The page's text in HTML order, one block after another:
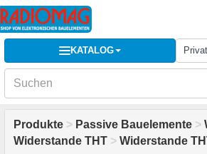
KATALOG
Produkte > Passive Bauelemente >
Widerstande THT > Widerstande